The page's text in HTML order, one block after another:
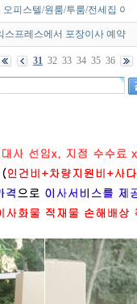
오피스텔/원룸/투룸/전세집 이
프레스에서 포장이사 예약
31 32 33 34 35 36